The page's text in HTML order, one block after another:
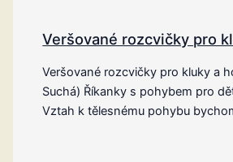
Veršované rozcvičky pro
Veršované rozcvičky pro kluky a
Suchá) Říkanky s pohybem pro
Vztah k tělesnému pohybu